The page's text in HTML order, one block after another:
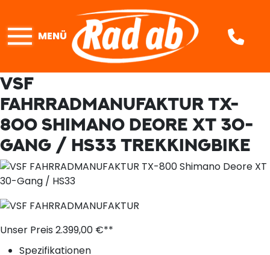
MENÜ
VSF
FAHRRADMANUFAKTUR TX-
800 SHIMANO DEORE XT 30-
GANG / HS33 TREKKINGBIKE
Unser Preis 2.399,00 €**
Spezifikationen